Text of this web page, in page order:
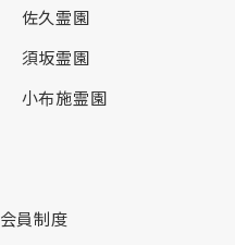
佐久霊園
須坂霊園
小布施霊園
会員制度